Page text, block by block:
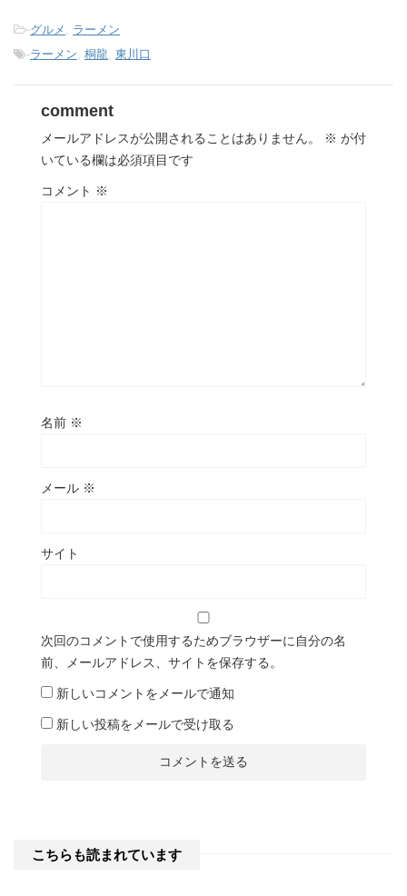
-グルメ , ラーメン
-ラーメン, 桐龍, 東川口
comment
メールアドレスが公開されることはありません。 ※ が付
いている欄は必須項目です
コメント ※
名前 ※
メール ※
サイト
次回のコメントで使用するためブラウザーに自分の名
前、メールアドレス、サイトを保存する。
新しいコメントをメールで通知
新しい投稿をメールで受け取る
こちらも読まれています